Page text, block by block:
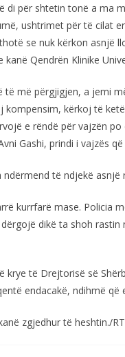
di për shtetin tonë a ma
ushtrimet për të cilat
se nuk kërkon asnjë
Qendrën Klinike
të më përgjigjen, a jemi
kompensim, kërkoj të
e rëndë për vajzën
Gashi, prindi i vajzës që
të ndjekë asnjë
kurrfarë mase. Policia
dikë ta shoh rastin
krye të Drejtorisë së
endacakë, ndihmë që
zgjedhur të heshtin./